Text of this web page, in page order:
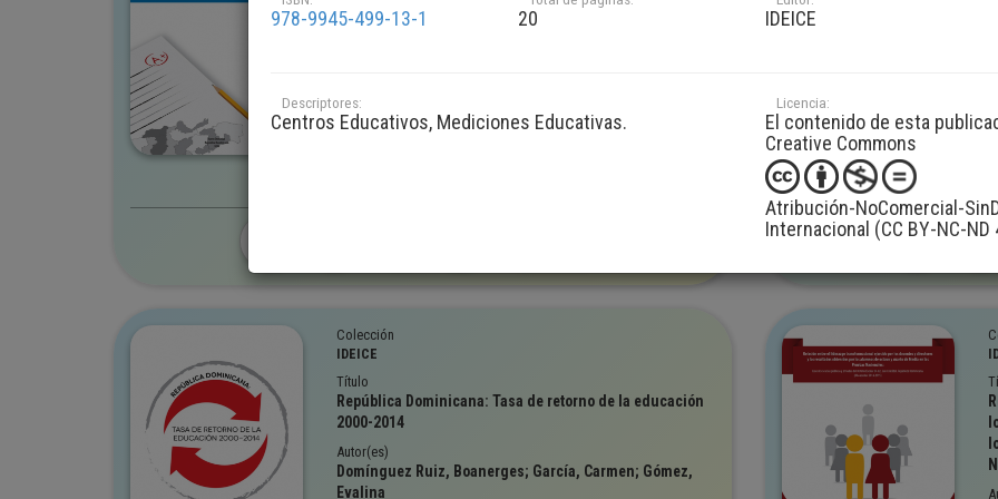
978-9945-499-13-1 20 IDEICE
Descriptores:
Centros Educativos, Mediciones Educativas.
Licencia:
El contenido de esta
Creative Commons
Atribución-NoComercial-
Internacional (CC BY-NC-ND
realizar comparaciones entre escuelas?
Versión digital
Edición completa Investigación
Colección
IDEICE
Título
República Dominicana: Tasa de retorno de la educación
2000-2014
Autor(es)
Domínguez Ruiz, Boanerges; García, Carmen; Gómez,
Evalina